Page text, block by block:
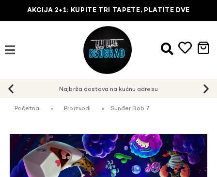
AKCIJA 2+1: KUPITE TRI TAPETE, PLATITE DVE
Najbrža dostava na kućnu adresu
Početna » Proizvodi » Sunđer Bob 7